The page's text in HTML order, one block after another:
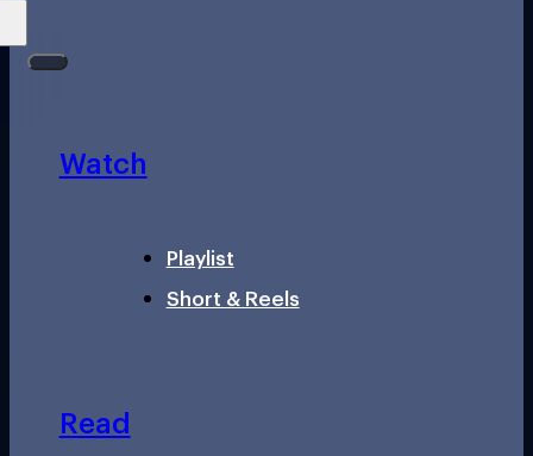
Watch
Playlist
Short & Reels
Read